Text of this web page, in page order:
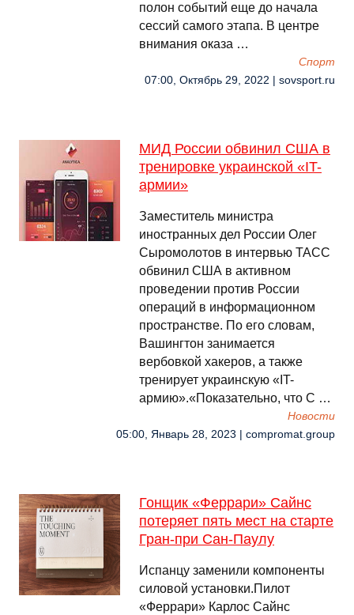
полон событий еще до начала
сессий самого этапа. В центре
внимания оказа …
Спорт
07:00, Октябрь 29, 2022 | sovsport.ru
МИД России обвинил США в
тренировке украинской «IT-
армии»
Заместитель министра
иностранных дел России Олег
Сыромолотов в интервью ТАСС
обвинил США в активном
проведении против России
операций в информационном
пространстве. По его словам,
Вашингтон занимается
вербовкой хакеров, а также
тренирует украинскую «IT-
армию».«Показательно, что С …
Новости
05:00, Январь 28, 2023 | compromat.group
Гонщик «Феррари» Сайнс
потеряет пять мест на старте
Гран-при Сан-Паулу
Испанцу заменили компоненты
силовой установки.Пилот
«Феррари» Карлос Сайнс